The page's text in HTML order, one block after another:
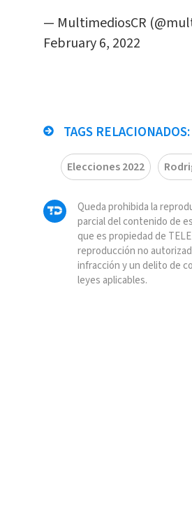
— MultimediosCR
February 6, 2022
TAGS RELACIONADOS:
Elecciones 2022
Queda prohibida la
parcial del contenido de
que es propiedad de
reproducción no
infracción y un delito de
leyes aplicables.